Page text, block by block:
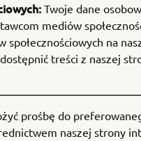
Twoje dane
mediów
społecznościowych na
treści z naszej
prośbę do
naszej strony